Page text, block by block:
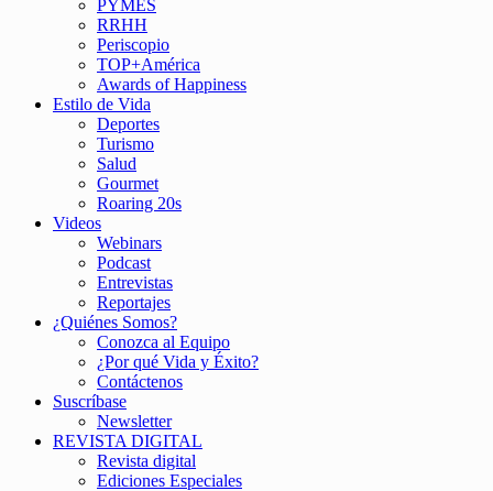
PYMES
RRHH
Periscopio
TOP+América
Awards of Happiness
Estilo de Vida
Deportes
Turismo
Salud
Gourmet
Roaring 20s
Videos
Webinars
Podcast
Entrevistas
Reportajes
¿Quiénes Somos?
Conozca al Equipo
¿Por qué Vida y Éxito?
Contáctenos
Suscríbase
Newsletter
REVISTA DIGITAL
Revista digital
Ediciones Especiales